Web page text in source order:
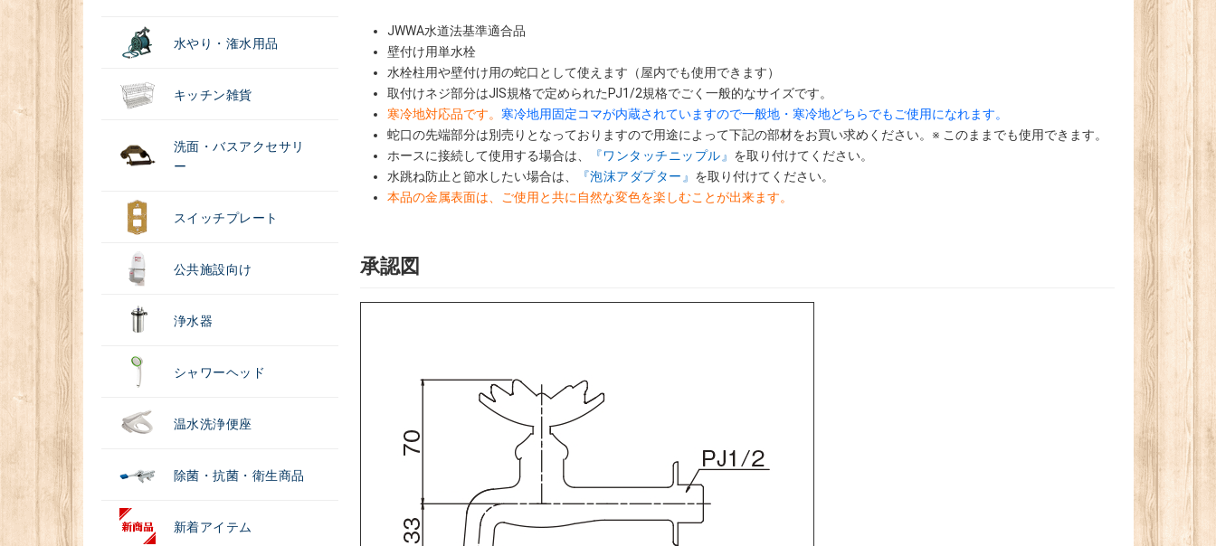
水やり・潅水用品
キッチン雑貨
洗面・バスアクセサリ
ー
スイッチプレート
公共施設向け
浄水器
シャワーヘッド
温水洗浄便座
除菌・抗菌・衛生商品
新着アイテム
JWWA水道法基準適合品
壁付け用単水栓
水栓柱用や壁付け用の蛇口として使えます（屋内でも使用できます）
取付けネジ部分はJIS規格で定められたPJ1/2規格でごく一般的なサイズです。
寒冷地対応品です。 寒冷地用固定コマが内蔵されていますので一般地・寒冷地どちらでもご使用になれます。
蛇口の先端部分は別売りとなっておりますので用途によって下記の部材をお買い求めください。※ このままでも使用できます。
ホースに接続して使用する場合は、
『ワンタッチニップル』 を取り付けてください。
水跳ね防止と節水したい場合は、
『泡沫アダプター』 を取り付けてください。
本品の金属表面は、ご使用と共に自然な変色を楽しむことが出来ます。
承認図